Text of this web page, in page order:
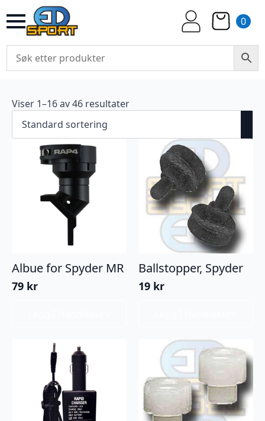
0
Viser 1–16 av 46 resultater
Albue for Spyder MR
79 kr
Ballstopper, Spyder
19 kr